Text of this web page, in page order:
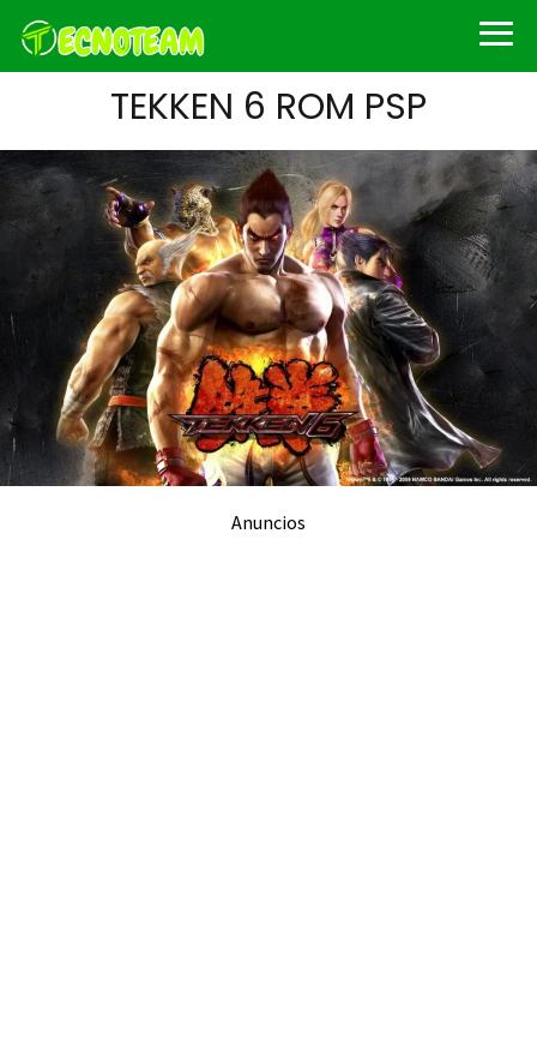
TEKKEN 6 ROM PSP
Anuncios